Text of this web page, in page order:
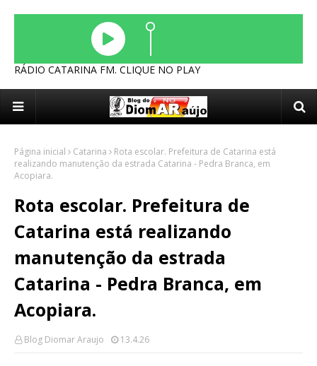
RÁDIO CATARINA FM. CLIQUE NO PLAY
Página inicial Catarina
Rota escolar. Prefeitura de Catarina está
realizando manutenção da estrada Catarina - Pedra Branca, em
Acopiara.
Rota escolar. Prefeitura de
Catarina está realizando
manutenção da estrada
Catarina - Pedra Branca, em
Acopiara.
Blog Diomar Araujo 13.4.26